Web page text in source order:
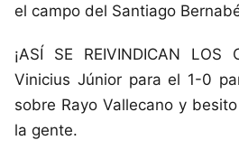
el campo del Santiago
¡ASÍ SE REIVINDICAN LOS
Vinicius Júnior para el 1-0
sobre Rayo Vallecano y
la gente.